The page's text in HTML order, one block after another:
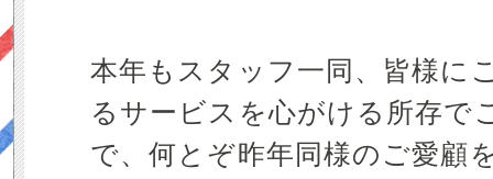
本年もスタッフ一同、皆様に
るサービスを心がける所存で
で、何とぞ昨年同様のご愛顧